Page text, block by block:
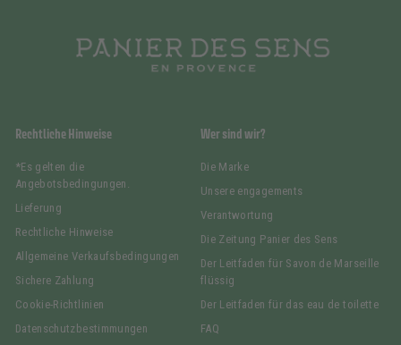
Rechtliche Hinweise
*Es gelten die
Angebotsbedingungen.
Lieferung
Rechtliche Hinweise
Allgemeine Verkaufsbedingungen
Sichere Zahlung
Cookie-Richtlinien
Datenschutzbestimmungen
Wer sind wir?
Die Marke
Unsere engagements
Verantwortung
Die Zeitung Panier des Sens
Der Leitfaden für Savon de Marseille
flüssig
Der Leitfaden für das eau de toilette
FAQ